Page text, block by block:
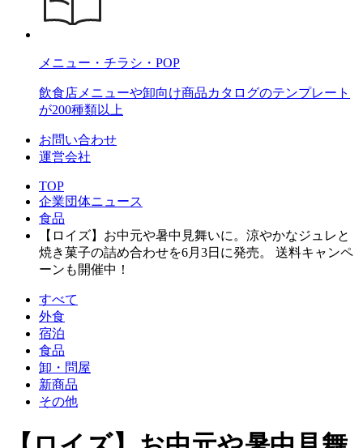
メニュー・チラシ・POP
飲食店メニューや卸向け商品カタログのテンプレート
が200種類以上
お問い合わせ
運営会社
TOP
企業団体ニュース
食品
【ロイズ】お中元や暑中見舞いに。涼やかなジュレと
焼き菓子の詰め合わせを6月3日に発売。 送料キャンペ
ーンも開催中！
すべて
外食
宿泊
食品
卸・問屋
新商品
その他